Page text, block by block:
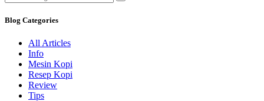
Blog Categories
All Articles
Info
Mesin Kopi
Resep Kopi
Review
Tips